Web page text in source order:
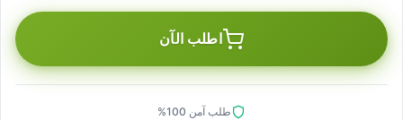
اطلب الآن
طلب آمن 100%